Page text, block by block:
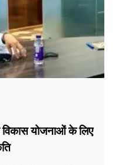
विकास योजनाओं के लिए